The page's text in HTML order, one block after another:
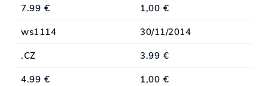
7.99 € 1,00 €
ws1114 30/11/2014
.CZ 3.99 €
4.99 € 1,00 €